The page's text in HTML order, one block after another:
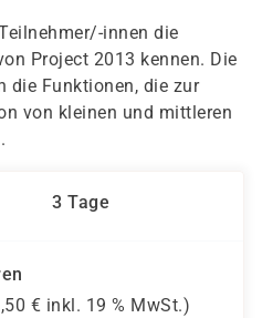
innen die
Project 2013 kennen. Die
die Funktionen, die zur
von kleinen und mittleren
3 Tage
€ inkl. 19 % MwSt.)